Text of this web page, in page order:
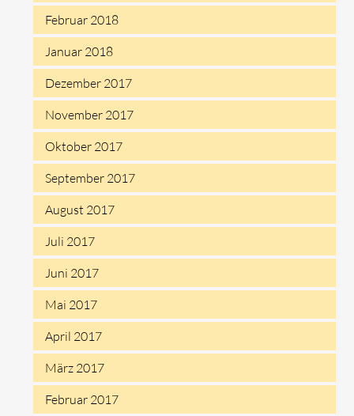
Februar 2018
Januar 2018
Dezember 2017
November 2017
Oktober 2017
September 2017
August 2017
Juli 2017
Juni 2017
Mai 2017
April 2017
März 2017
Februar 2017